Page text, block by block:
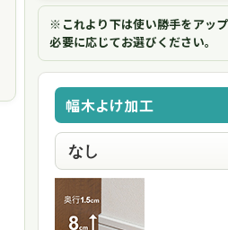
※これより下は使い勝手をアッ
必要に応じてお選びください。
幅木よけ加工